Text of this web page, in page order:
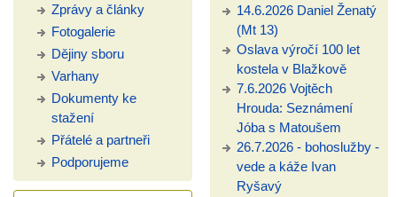
Zprávy a články
Fotogalerie
Dějiny sboru
Varhany
Dokumenty ke
stažení
Přátelé a partneři
Podporujeme
14.6.2026 Daniel Ženatý
(Mt 13)
Oslava výročí 100 let
kostela v Blažkově
7.6.2026 Vojtěch
Hrouda: Seznámení
Jóba s Matoušem
26.7.2026 - bohoslužby -
vede a káže Ivan
Ryšavý